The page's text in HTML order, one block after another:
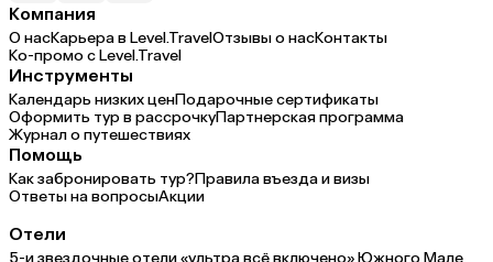
Компания
О насКарьера в Level.TravelОтзывы о насКонтакты
Ко-промо с Level.Travel
Инструменты
Календарь низких ценПодарочные сертификаты
Оформить тур в рассрочкуПартнерская программа
Журнал о путешествиях
Помощь
Как забронировать тур?Правила въезда и визы
Ответы на вопросыАкции
Отели
5-и звездочные отели «ультра всё включено» Южного Мале